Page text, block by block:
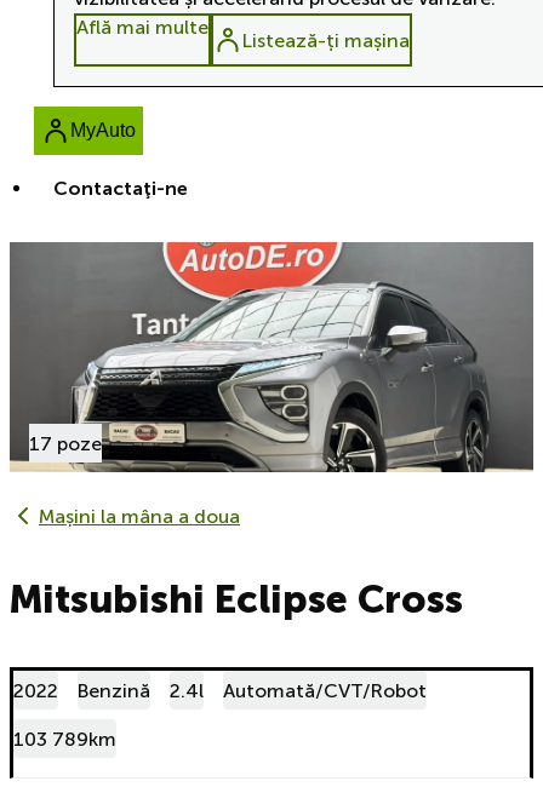
Contactaţi-ne
Află mai multe
Listează-ți mașina
MyAuto
17 poze
Mașini la mâna a doua
Mitsubishi Eclipse Cross
2022 Benzină 2.4l Automată/CVT/Robot
103 789km